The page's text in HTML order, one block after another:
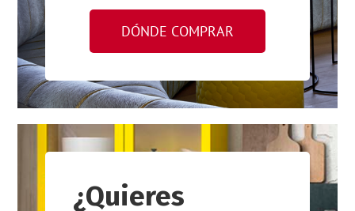
DÓNDE COMPRAR
¿Quieres